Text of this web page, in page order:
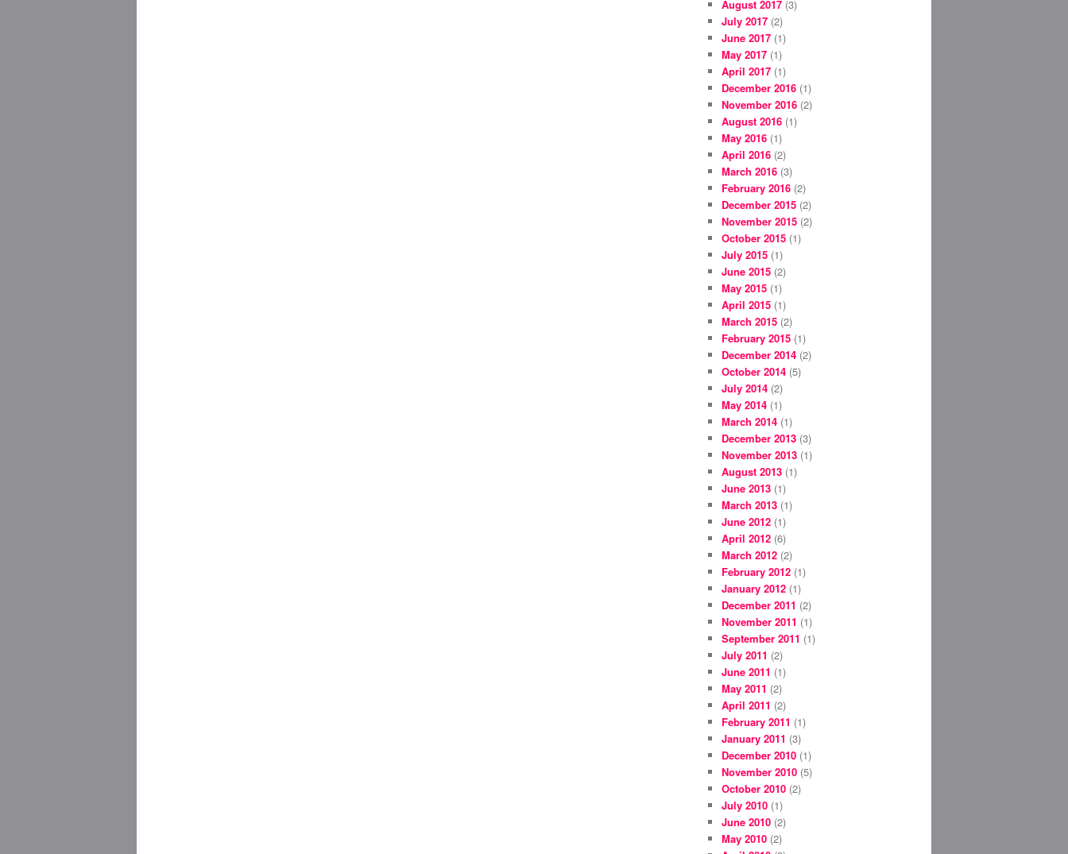
August 2017 (3)
July 2017 (2)
June 2017 (1)
May 2017 (1)
April 2017 (1)
December 2016 (1)
November 2016 (2)
August 2016 (1)
May 2016 (1)
April 2016 (2)
March 2016 (3)
February 2016 (2)
December 2015 (2)
November 2015 (2)
October 2015 (1)
July 2015 (1)
June 2015 (2)
May 2015 (1)
April 2015 (1)
March 2015 (2)
February 2015 (1)
December 2014 (2)
October 2014 (5)
July 2014 (2)
May 2014 (1)
March 2014 (1)
December 2013 (3)
November 2013 (1)
August 2013 (1)
June 2013 (1)
March 2013 (1)
June 2012 (1)
April 2012 (6)
March 2012 (2)
February 2012 (1)
January 2012 (1)
December 2011 (2)
November 2011 (1)
September 2011 (1)
July 2011 (2)
June 2011 (1)
May 2011 (2)
April 2011 (2)
February 2011 (1)
January 2011 (3)
December 2010 (1)
November 2010 (5)
October 2010 (2)
July 2010 (1)
June 2010 (2)
May 2010 (2)